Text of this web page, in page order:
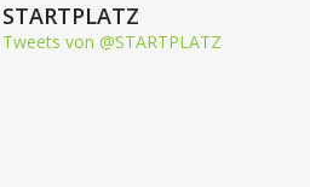
STARTPLATZ
Tweets von @STARTPLATZ